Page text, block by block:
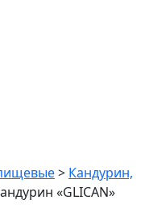
> Кандурин,
«GLICAN»